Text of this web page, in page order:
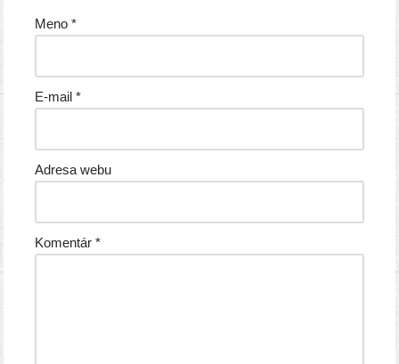
Meno*
E-mail*
Adresa webu
Komentár*